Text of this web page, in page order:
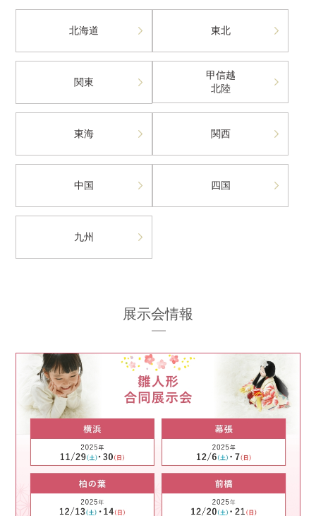
北海道 東北
関東
甲信越
北陸
東海 関西
中国 四国
九州
展示会情報